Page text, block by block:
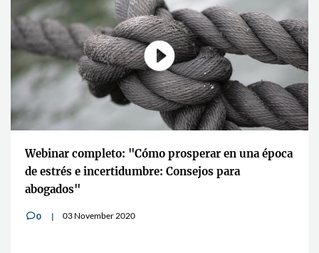
Webinar completo: "Cómo prosperar en una época
de estrés e incertidumbre: Consejos para
abogados"
v0 03 November 2020